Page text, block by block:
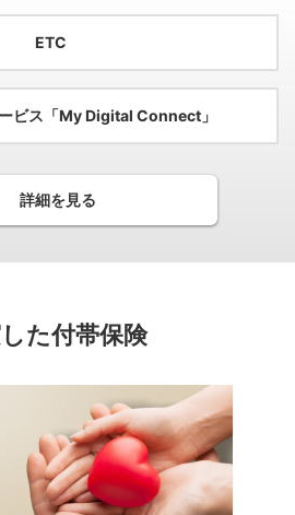
ETC
ビス「My Digital Connect」
いただけるご優待サービスを提
詳細を見る
た付帯保険